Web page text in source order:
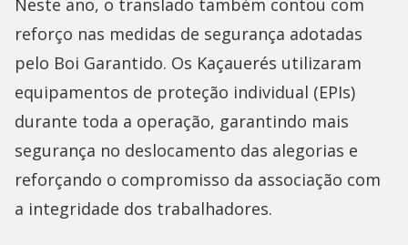
Neste ano, o translado também contou com
reforço nas medidas de segurança adotadas
pelo Boi Garantido. Os Kaçauerés utilizaram
equipamentos de proteção individual (EPIs)
durante toda a operação, garantindo mais
segurança no deslocamento das alegorias e
reforçando o compromisso da associação com
a integridade dos trabalhadores.